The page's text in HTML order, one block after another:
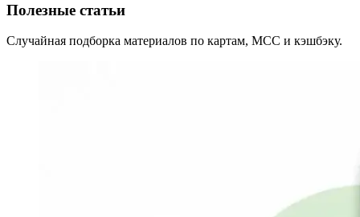
Полезные статьи
Случайная подборка материалов по картам, MCC и кэшбэку.